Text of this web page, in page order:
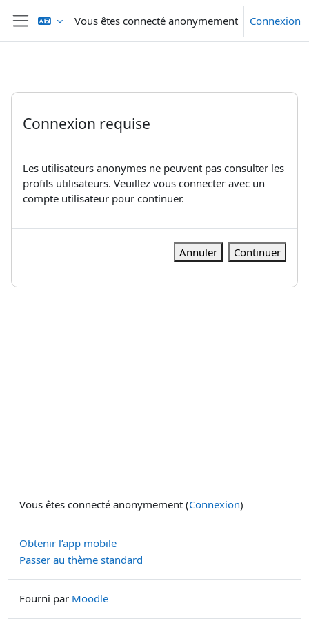
Passer au contenu principal
Panneau latéral
Vous êtes connecté anonymement Connexion
Connexion requise
Les utilisateurs anonymes ne peuvent pas consulter les
profils utilisateurs. Veuillez vous connecter avec un
compte utilisateur pour continuer.
Annuler Continuer
Vous êtes connecté anonymement (Connexion)
Obtenir l’app mobile
Passer au thème standard
Fourni par Moodle